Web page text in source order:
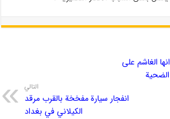
الغاشم على
التالي
انفجار سيارة مفخخة بالقرب مرقد
الكيلاني في بغداد